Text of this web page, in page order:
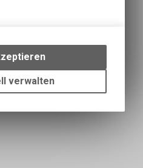
Interaktionen und
auf Ihrem Gerät,
unseres Online-
verwalten